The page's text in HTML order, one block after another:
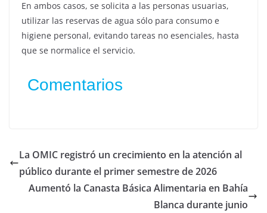
En ambos casos, se solicita a las personas usuarias,
utilizar las reservas de agua sólo para consumo e
higiene personal, evitando tareas no esenciales, hasta
que se normalice el servicio.
Comentarios
La OMIC registró un crecimiento en la atención al
público durante el primer semestre de 2026
Aumentó la Canasta Básica Alimentaria en Bahía
Blanca durante junio